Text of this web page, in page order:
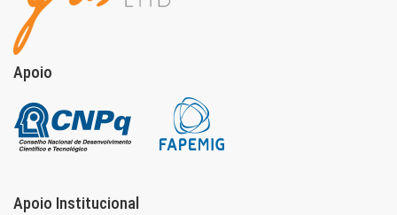
Apoio
Apoio Institucional